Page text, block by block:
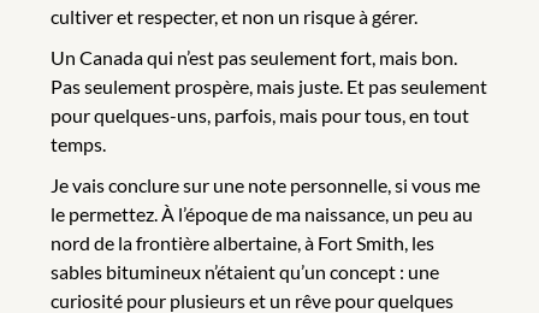
cultiver et respecter, et non un risque à gérer.
Un Canada qui n’est pas seulement fort, mais bon.
Pas seulement prospère, mais juste. Et pas seulement
pour quelques-uns, parfois, mais pour tous, en tout
temps.
Je vais conclure sur une note personnelle, si vous me
le permettez. À l’époque de ma naissance, un peu au
nord de la frontière albertaine, à Fort Smith, les
sables bitumineux n’étaient qu’un concept : une
curiosité pour plusieurs et un rêve pour quelques